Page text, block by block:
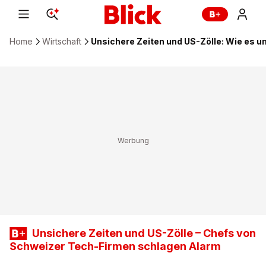
Home Wirtschaft Unsichere Zeiten und US-Zölle: Wie es
Unsichere Zeiten und US-Zölle – Chefs von
Schweizer Tech-Firmen schlagen Alarm